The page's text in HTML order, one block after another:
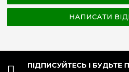
НАПИСАТИ
ПІДПИСУЙТЕСЬ І БУДЬТЕ